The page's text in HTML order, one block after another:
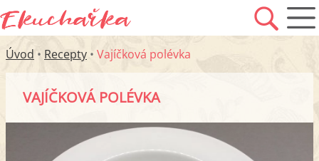
Úvod • Recepty • Vajíčková polévka
VAJÍČKOVÁ POLÉVKA